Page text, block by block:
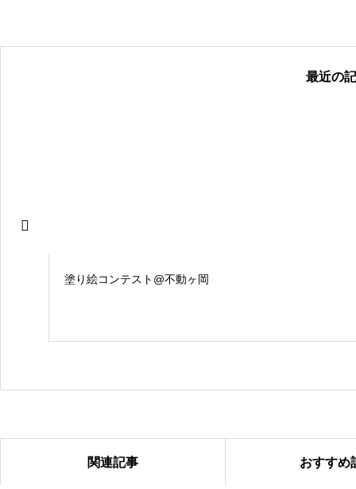
最近の
塗り絵コンテスト@不動ヶ岡
関連記事 おすすめ